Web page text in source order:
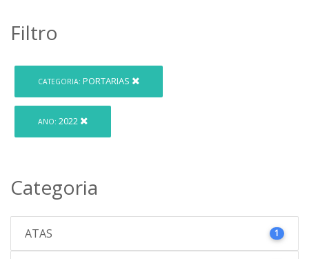
Filtro
CATEGORIA: PORTARIAS
ANO: 2022
Categoria
ATAS 1